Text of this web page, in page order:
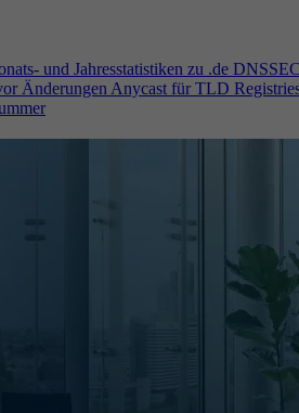
und Jahresstatistiken zu .de DNSSEC
ÄnderungenAnycast für TLD